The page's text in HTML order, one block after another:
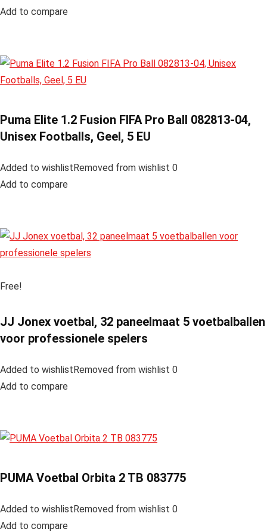
Add to compare
Puma Elite 1.2 Fusion FIFA Pro Ball 082813-04,
Unisex Footballs, Geel, 5 EU
Added to wishlistRemoved from wishlist 0
Add to compare
Free!
JJ Jonex voetbal, 32 paneelmaat 5 voetbalballen
voor professionele spelers
Added to wishlistRemoved from wishlist 0
Add to compare
PUMA Voetbal Orbita 2 TB 083775
Added to wishlistRemoved from wishlist 0
Add to compare